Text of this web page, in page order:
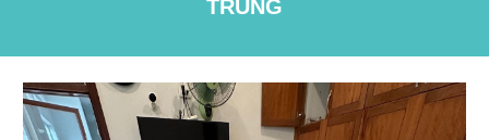
TRUNG